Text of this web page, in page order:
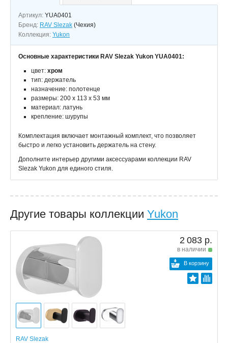
Артикул: YUA0401
Бренд: RAV Slezak (Чехия)
Коллекция: Yukon
Основные характеристики RAV Slezak Yukon YUA0401:
цвет: хром
тип: держатель
назначение: полотенце
размеры: 200 х 113 х 53 мм
материал: латунь
крепление: шурупы
Комплектация включает монтажный комплект, что позволяет
быстро и легко установить держатель на стену.
Дополните интерьер другими аксессуарами коллекции RAV
Slezak Yukon для единого стиля.
Другие товары коллекции Yukon
2 083 р.
в наличии
В корзину
RAV Slezak